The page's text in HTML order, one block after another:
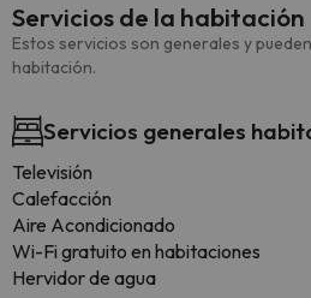
Servicios de la habitación
Estos servicios son generales y
habitación.
Servicios generales
Televisión
Calefacción
Aire Acondicionado
Wi-Fi gratuito en habitaciones
Hervidor de agua